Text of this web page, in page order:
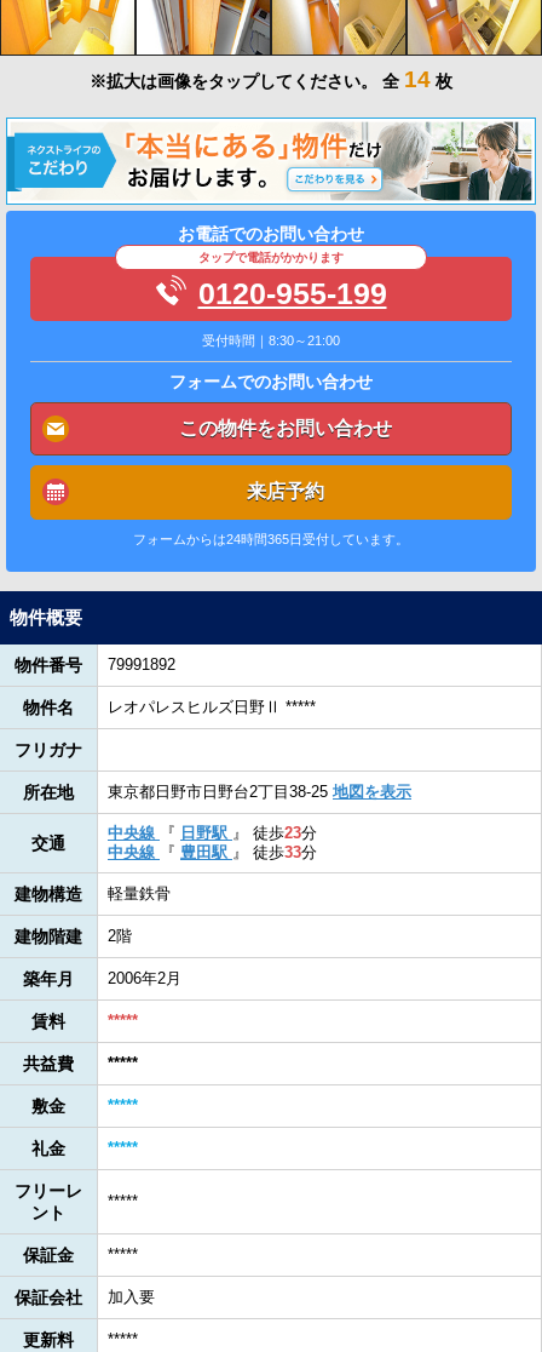
※拡大は画像をタップしてください。 全 14 枚
お電話でのお問い合わせ
タップで電話がかかります
0120-955-199
受付時間｜8:30～21:00
フォームでのお問い合わせ
この物件をお問い合わせ
来店予約
フォームからは24時間365日受付しています。
物件概要
物件番号 79991892
物件名 レオパレスヒルズ日野Ⅱ *****
フリガナ
所在地 東京都日野市日野台2丁目38-25 地図を表示
交通
中央線 『 日野駅 』 徒歩23分
中央線
『 豊田駅 』 徒歩33分
建物構造 軽量鉄骨
建物階建 2階
築年月 2006年2月
賃料 *****
共益費 *****
敷金 *****
礼金 *****
フリーレ
ント
*****
保証金 *****
保証会社 加入要
更新料 *****